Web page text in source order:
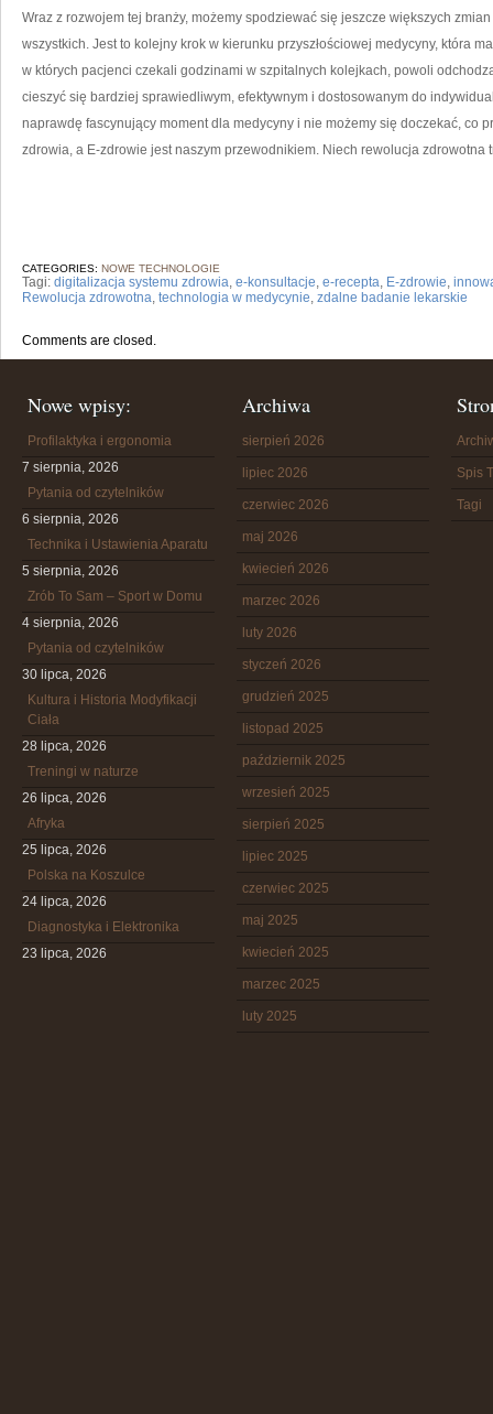
Wraz ⁤z rozwojem tej branży, możemy spodziewać się⁤ jeszcze większych
wszystkich. Jest to kolejny krok w kierunku przyszłościowej medycyny, która
w których ‍pacjenci‍ czekali godzinami w szpitalnych kolejkach, powoli
‌cieszyć się bardziej sprawiedliwym, efektywnym i dostosowanym do
naprawdę fascynujący‍ moment dla medycyny i⁣ nie możemy⁤ się doczekać, co
zdrowia, a E-zdrowie jest naszym przewodnikiem. Niech⁣ rewolucja zdrowotna
CATEGORIES: NOWE TECHNOLOGIE
Tagi: digitalizacja systemu zdrowia, e-konsultacje, e-recepta, E-zdrowie,
Rewolucja zdrowotna, technologia w medycynie, zdalne badanie lekarskie
Comments are closed.
Nowe wpisy:
Profilaktyka i ergonomia
7 sierpnia, 2026
Pytania od czytelników
6 sierpnia, 2026
Technika i Ustawienia Aparatu
5 sierpnia, 2026
Zrób To Sam – Sport w Domu
4 sierpnia, 2026
Pytania od czytelników
30 lipca, 2026
Kultura i Historia Modyfikacji
Ciała
28 lipca, 2026
Treningi w naturze
26 lipca, 2026
Afryka
25 lipca, 2026
Polska na Koszulce
24 lipca, 2026
Diagnostyka i Elektronika
23 lipca, 2026
Archiwa
sierpień 2026
lipiec 2026
czerwiec 2026
maj 2026
kwiecień 2026
marzec 2026
luty 2026
styczeń 2026
grudzień 2025
listopad 2025
październik 2025
wrzesień 2025
sierpień 2025
lipiec 2025
czerwiec 2025
maj 2025
kwiecień 2025
marzec 2025
luty 2025
Spis
Tagi